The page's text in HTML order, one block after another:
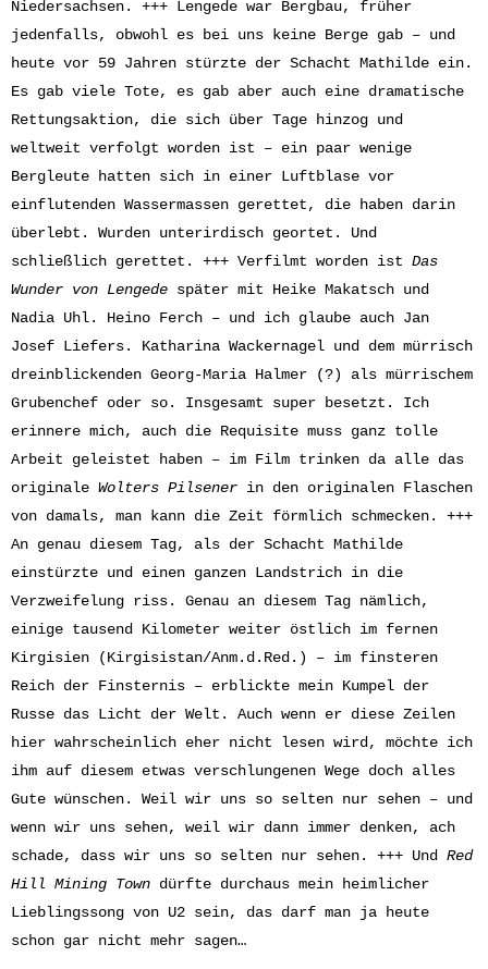
Niedersachsen. +++ Lengede war Bergbau, früher
jedenfalls, obwohl es bei uns keine Berge gab – und
heute vor 59 Jahren stürzte der Schacht Mathilde ein.
Es gab viele Tote, es gab aber auch eine dramatische
Rettungsaktion, die sich über Tage hinzog und
weltweit verfolgt worden ist – ein paar wenige
Bergleute hatten sich in einer Luftblase vor
einflutenden Wassermassen gerettet, die haben darin
überlebt. Wurden unterirdisch geortet. Und
schließlich gerettet. +++ Verfilmt worden ist Das
Wunder von Lengede später mit Heike Makatsch und
Nadia Uhl. Heino Ferch – und ich glaube auch Jan
Josef Liefers. Katharina Wackernagel und dem mürrisch
dreinblickenden Georg-Maria Halmer (?) als mürrischem
Grubenchef oder so. Insgesamt super besetzt. Ich
erinnere mich, auch die Requisite muss ganz tolle
Arbeit geleistet haben – im Film trinken da alle das
originale Wolters Pilsener in den originalen Flaschen
von damals, man kann die Zeit förmlich schmecken. +++
An genau diesem Tag, als der Schacht Mathilde
einstürzte und einen ganzen Landstrich in die
Verzweifelung riss. Genau an diesem Tag nämlich,
einige tausend Kilometer weiter östlich im fernen
Kirgisien (Kirgisistan/Anm.d.Red.) – im finsteren
Reich der Finsternis – erblickte mein Kumpel der
Russe das Licht der Welt. Auch wenn er diese Zeilen
hier wahrscheinlich eher nicht lesen wird, möchte ich
ihm auf diesem etwas verschlungenen Wege doch alles
Gute wünschen. Weil wir uns so selten nur sehen – und
wenn wir uns sehen, weil wir dann immer denken, ach
schade, dass wir uns so selten nur sehen. +++ Und Red
Hill Mining Town dürfte durchaus mein heimlicher
Lieblingssong von U2 sein, das darf man ja heute
schon gar nicht mehr sagen…